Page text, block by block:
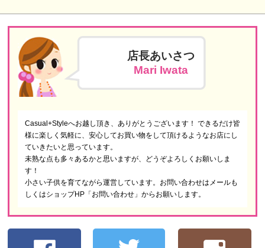
店長あいさつ
Mari Iwata
Casual+Styleへお越し頂き、ありがとうございます！ できるだけ皆
様に楽しく気軽に、安心してお買い物をして頂けるようなお店にし
ていきたいと思っています。
未熟な点も多々あるかと思いますが、どうぞよろしくお願いしま
す！
小さい子供を育てながら運営しています。お問い合わせはメールも
しくはショップHP「お問い合わせ」からお願いします。